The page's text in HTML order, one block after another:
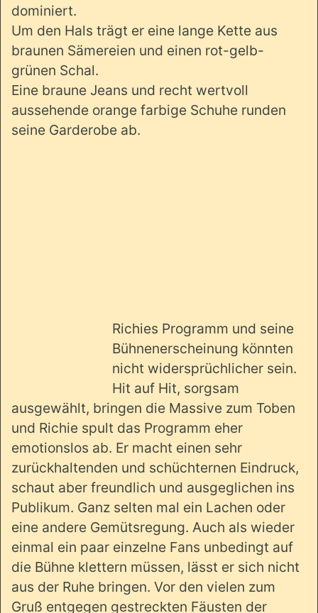
dominiert.
Um den Hals trägt er eine lange Kette aus
braunen Sämereien und einen rot-gelb-
grünen Schal.
Eine braune Jeans und recht wertvoll
aussehende orange farbige Schuhe runden
seine Garderobe ab.
Richies Programm und seine
Bühnenerscheinung könnten
nicht widersprüchlicher sein.
Hit auf Hit, sorgsam
ausgewählt, bringen die Massive zum Toben
und Richie spult das Programm eher
emotionslos ab. Er macht einen sehr
zurückhaltenden und schüchternen Eindruck,
schaut aber freundlich und ausgeglichen ins
Publikum. Ganz selten mal ein Lachen oder
eine andere Gemütsregung. Auch als wieder
einmal ein paar einzelne Fans unbedingt auf
die Bühne klettern müssen, lässt er sich nicht
aus der Ruhe bringen. Vor den vielen zum
Gruß entgegen gestreckten Fäusten der